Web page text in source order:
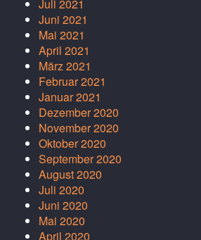
Juli 2021
Juni 2021
Mai 2021
April 2021
März 2021
Februar 2021
Januar 2021
Dezember 2020
November 2020
Oktober 2020
September 2020
August 2020
Juli 2020
Juni 2020
Mai 2020
April 2020